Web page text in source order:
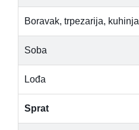
Boravak, trpezarija, kuhinja
Soba
Lođa
Sprat